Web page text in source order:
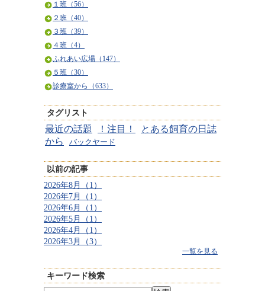
１班（56）
２班（40）
３班（39）
４班（4）
ふれあい広場（147）
５班（30）
診療室から（633）
タグリスト
最近の話題 ！注目！
とある飼育の日誌
から
バックヤード
以前の記事
2026年8月（1）
2026年7月（1）
2026年6月（1）
2026年5月（1）
2026年4月（1）
2026年3月（3）
一覧を見る
キーワード検索